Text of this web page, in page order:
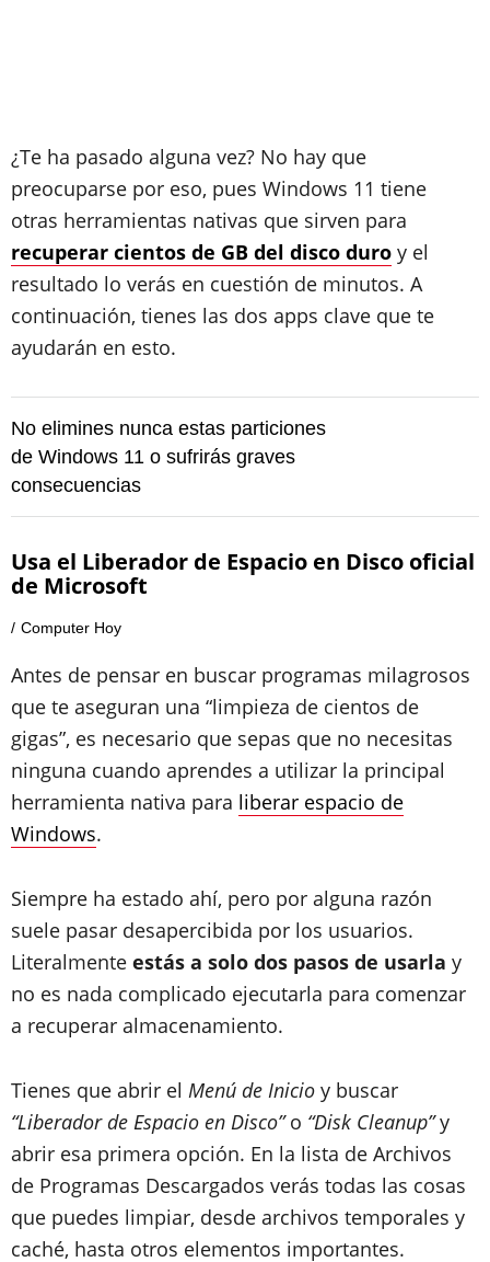
¿Te ha pasado alguna vez? No hay que
preocuparse por eso, pues Windows 11 tiene
otras herramientas nativas que sirven para
recuperar cientos de GB del disco duro y el
resultado lo verás en cuestión de minutos. A
continuación, tienes las dos apps clave que te
ayudarán en esto.
No elimines nunca estas particiones
de Windows 11 o sufrirás graves
consecuencias
Usa el Liberador de Espacio en Disco oficial
de Microsoft
Computer Hoy
Antes de pensar en buscar programas milagrosos
que te aseguran una “limpieza de cientos de
gigas”, es necesario que sepas que no necesitas
ninguna cuando aprendes a utilizar la principal
herramienta nativa para liberar espacio de
Windows.
Siempre ha estado ahí, pero por alguna razón
suele pasar desapercibida por los usuarios.
Literalmente estás a solo dos pasos de usarla y
no es nada complicado ejecutarla para comenzar
a recuperar almacenamiento.
Tienes que abrir el Menú de Inicio y buscar
“Liberador de Espacio en Disco”o “Disk Cleanup”y
abrir esa primera opción. En la lista de Archivos
de Programas Descargados verás todas las cosas
que puedes limpiar, desde archivos temporales y
caché, hasta otros elementos importantes.